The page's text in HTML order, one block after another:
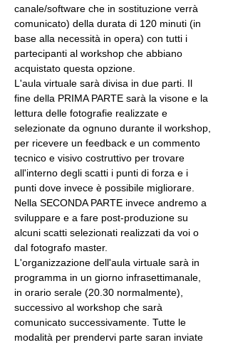
canale/software che in sostituzione verrà
comunicato) della durata di 120 minuti (in
base alla necessità in opera) con tutti i
partecipanti al workshop che abbiano
acquistato questa opzione.
L'aula virtuale sarà divisa in due parti. Il
fine della PRIMA PARTE sarà la visone e la
lettura delle fotografie realizzate e
selezionate da ognuno durante il workshop,
per ricevere un feedback e un commento
tecnico e visivo costruttivo per trovare
all'interno degli scatti i punti di forza e i
punti dove invece è possibile migliorare.
Nella SECONDA PARTE invece andremo a
sviluppare e a fare post-produzione su
alcuni scatti selezionati realizzati da voi o
dal fotografo master.
L'organizzazione dell'aula virtuale sarà in
programma in un giorno infrasettimanale,
in orario serale (20.30 normalmente),
successivo al workshop che sarà
comunicato successivamente. Tutte le
modalità per prendervi parte saran inviate